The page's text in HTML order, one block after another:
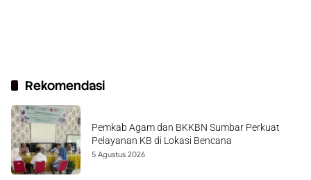
Rekomendasi
Pemkab Agam dan BKKBN Sumbar Perkuat
Pelayanan KB di Lokasi Bencana
5 Agustus 2026